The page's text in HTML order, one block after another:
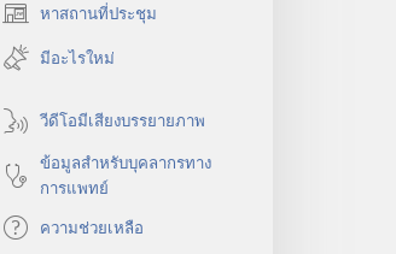
หาสถานที่ประชุม
(เปิด
หน้าต่าง
ใหม่)
มีอะไรใหม่
วีดีโอมีเสียงบรรยายภาพ
ข้อมูล​สำหรับ​บุคลากร​ทาง​
การ​แพทย์
ความช่วยเหลือ